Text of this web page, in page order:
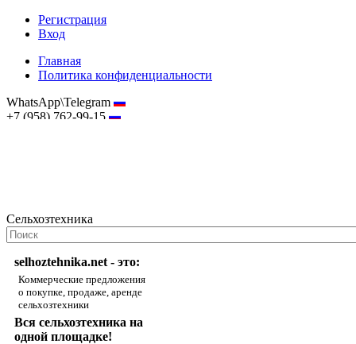
Регистрация
Вход
Главная
Политика конфиденциальности
WhatsApp\Telegram
+7 (958) 762-99-15
Сельхозтехника
selhoztehnika.net - это:
Коммерческие предложения
о покупке, продаже, аренде
сельхозтехники
Вся сельхозтехника на
одной площадке!